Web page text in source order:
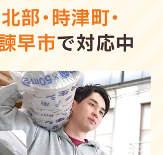
部・時津町・
早市で対応中